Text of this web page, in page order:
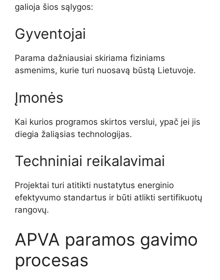
galioja šios sąlygos:
Gyventojai
Parama dažniausiai skiriama fiziniams
asmenims, kurie turi nuosavą būstą Lietuvoje.
Įmonės
Kai kurios programos skirtos verslui, ypač jei jis
diegia žaliąsias technologijas.
Techniniai reikalavimai
Projektai turi atitikti nustatytus energinio
efektyvumo standartus ir būti atlikti sertifikuotų
rangovų.
APVA paramos gavimo
procesas